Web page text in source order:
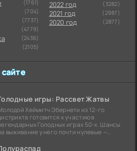
(1761)
(704)
(7737)
(4779)
(2436)
(2105)
2022 год (3282)
2021 год (2987)
2020 год (2877)
игры: Рассвет Жатвы
Хеймитч Эбернети из 12-го
готовится к участию в
Голодных играх 50-х. Шансы
выживание у него почти нулевые —
еще сорок